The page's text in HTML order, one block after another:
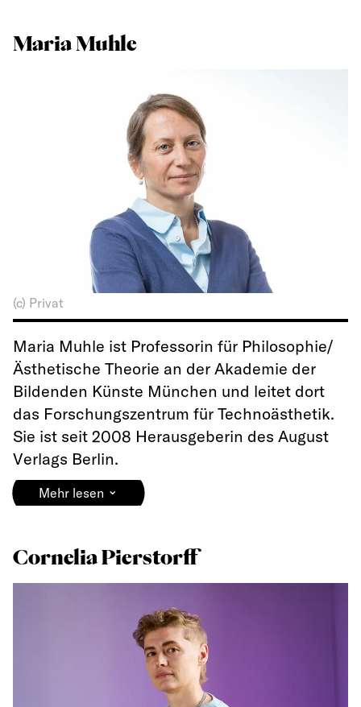
Maria Muhle
(c) Privat
Maria Muhle ist Professorin für Philosophie/
Ästhetische Theorie an der Akademie der
Bildenden Künste München und leitet dort
das Forschungszentrum für Technoästhetik.
Sie ist seit 2008 Herausgeberin des August
Verlags Berlin.
Mehr lesen ⌄
Cornelia Pierstorff